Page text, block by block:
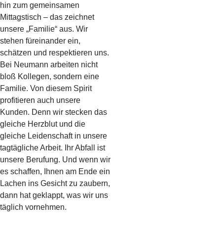
hin zum gemeinsamen
Mittagstisch – das zeichnet
unsere „Familie“ aus. Wir
stehen füreinander ein,
schätzen und respektieren uns.
Bei Neumann arbeiten nicht
bloß Kollegen, sondern eine
Familie. Von diesem Spirit
profitieren auch unsere
Kunden. Denn wir stecken das
gleiche Herzblut und die
gleiche Leidenschaft in unsere
tagtägliche Arbeit. Ihr Abfall ist
unsere Berufung. Und wenn wir
es schaffen, Ihnen am Ende ein
Lachen ins Gesicht zu zaubern,
dann hat geklappt, was wir uns
täglich vornehmen.